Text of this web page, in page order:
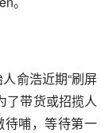
俞浩近期“刷屏
了带货或招揽人
待哺，等待第一